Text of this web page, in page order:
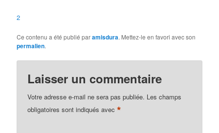
2
Ce contenu a été publié paramisdura. Mettez-le en favori avec son
permalien.
Laisser un commentaire
Votre adresse e-mail ne sera pas publiée. Les champs
obligatoires sont indiqués avec*